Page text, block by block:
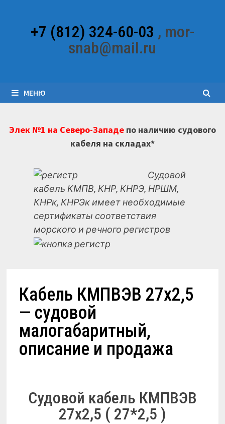
содержимому+7 (812) 324-60-03 , mor-
snab@mail.ru
МЕНЮ
Элек №1 на Северо-Западепо наличию судового
кабеля на складах*
Судовой
кабель КМПВ, КНР, КНРЭ, НРШМ,
КНРк, КНРЭк имеет необходимые
сертификаты соответствия
морского и речного регистров
Кабель КМПВЭВ 27х2,5
— судовой
малогабаритный,
описание и продажа
Судовой кабель КМПВЭВ
27х2,5 ( 27*2,5 )